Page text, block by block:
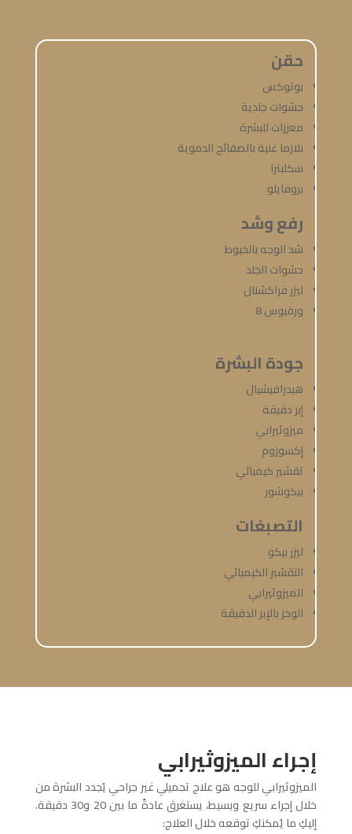
حقن
بوتوكس
حشوات جلدية
معززات للبشرة
بلازما غنية بالصفائح الدموية
سكلبترا
بروفايلو
رفع وشد
شد الوجه بالخيوط
حشوات الجلد
ليزر فراكشنال
ورفيوس 8
جودة البشرة
هيدرافيشيال
إبر دقيقة
ميزوثيرابي
إكسوزوم
تقشير كيميائي
بيكوشور
التصبغات
ليزر بيكو
التقشير الكيميائي
الميزوثيرابي
الوخز بالإبر الدقيقة
إجراء الميزوثيرابي
الميزوثيرابي للوجه هو علاج تجميلي غير جراحي يُجدد البشرة من
خلال إجراء سريع وبسيط، يستغرق عادةً ما بين 20 و30 دقيقة.
إليكِ ما يُمكنكِ توقعه خلال العلاج: